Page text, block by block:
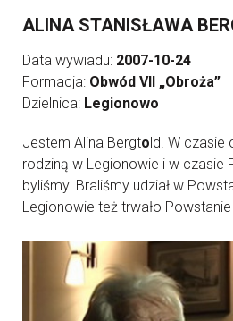
ALINA STANISŁAWA
Data wywiadu: 2007-10-24
Formacja: Obwód VII „Obroża”
Dzielnica: Legionowo
Jestem Alina Bergtold. W czasie
rodziną w Legionowie i w czasie
byliśmy. Braliśmy udział w
Legionowie też trwało Powstanie